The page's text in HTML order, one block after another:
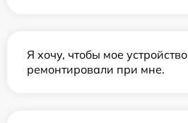
Я хочу, чтобы мое устройство
ремонтировали при мне.